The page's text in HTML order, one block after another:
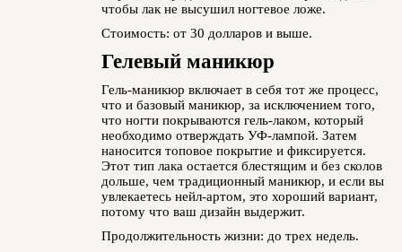
чтобы лак не высушил ногтевое ложе.
Стоимость: от 30 долларов и выше.
Гелевый маникюр
Гель-маникюр включает в себя тот же процесс,
что и базовый маникюр, за исключением того,
что ногти покрываются гель-лаком, который
необходимо отверждать УФ-лампой. Затем
наносится топовое покрытие и фиксируется.
Этот тип лака остается блестящим и без сколов
дольше, чем традиционный маникюр, и если вы
увлекаетесь нейл-артом, это хороший вариант,
потому что ваш дизайн выдержит.
Продолжительность жизни: до трех недель.